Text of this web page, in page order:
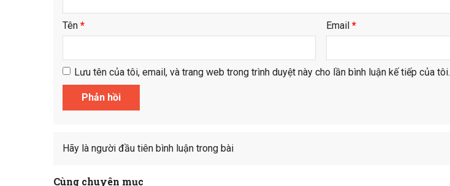
Tên * Email*
Lưu tên của tôi, email, và trang web trong trình duyệt này cho lần bình luận kế tiếp của tôi.
Hãy là người đầu tiên bình luận trong bài
Cùng chuyên mục